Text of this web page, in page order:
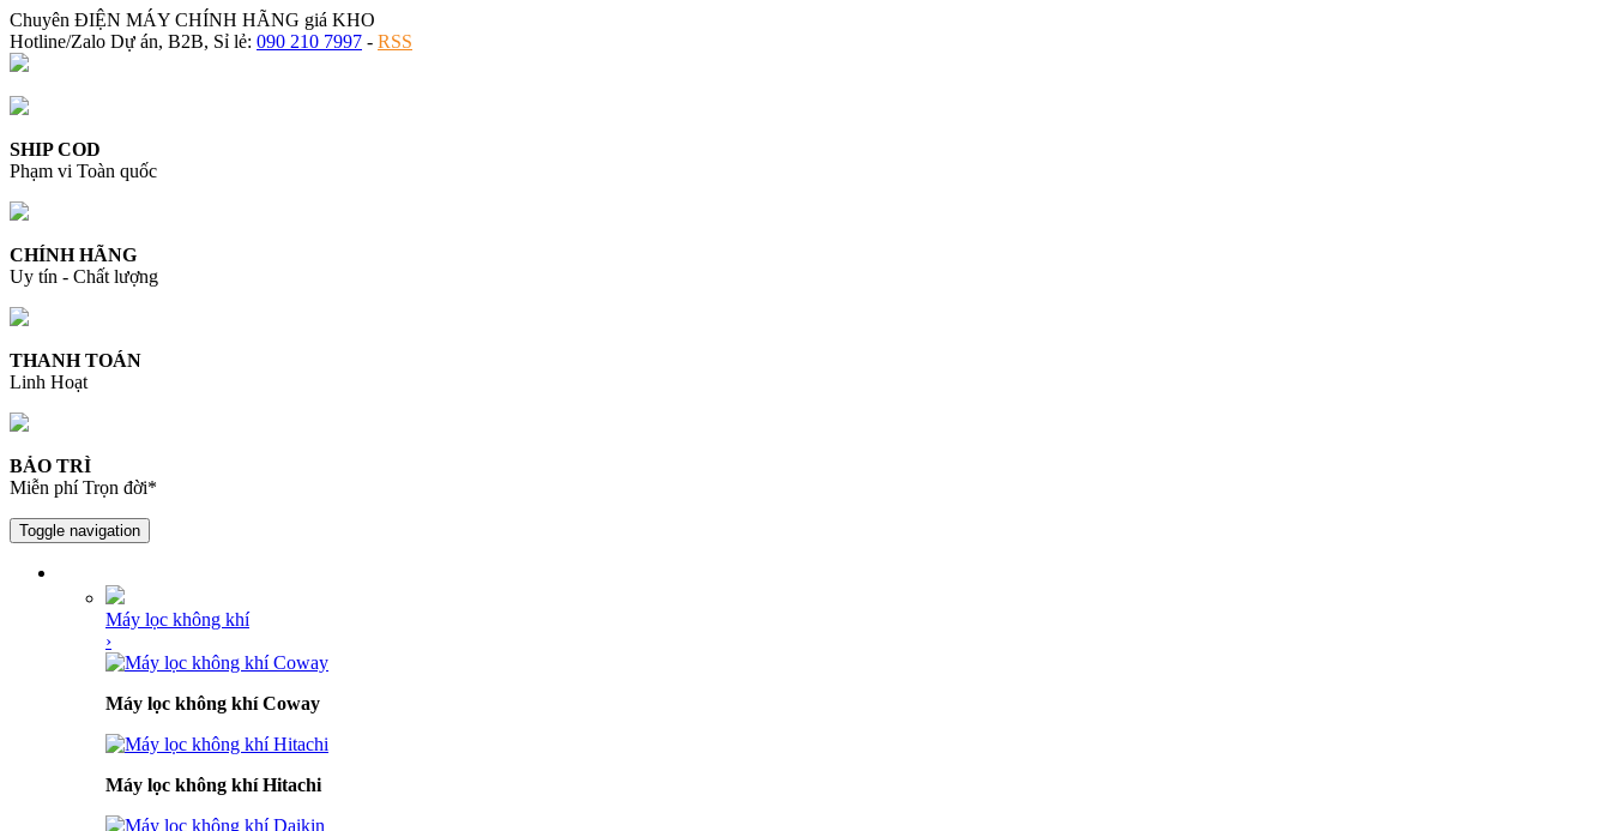
Chuyên ĐIỆN MÁY CHÍNH HÃNG giá KHO
Hotline/Zalo Dự án, B2B, Sỉ lẻ: 090 210 7997 - RSS
SHIP COD
Phạm vi Toàn quốc
CHÍNH HÃNG
Uy tín - Chất lượng
THANH TOÁN
Linh Hoạt
BẢO TRÌ
Miễn phí Trọn đời*
Toggle navigation
Máy lọc không khí
›
Máy lọc không khí Coway
Máy lọc không khí Hitachi